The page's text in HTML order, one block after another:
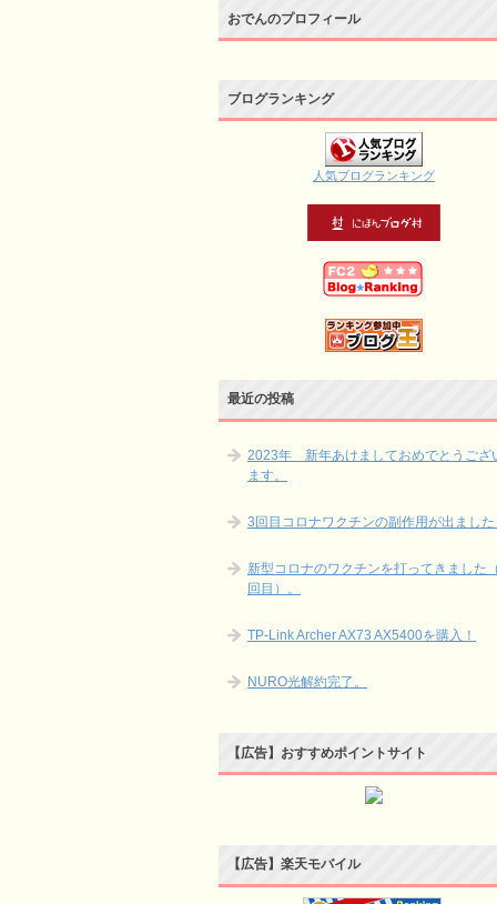
おでんのプロフィール
ブログランキング
人気ブログランキング
最近の投稿
2023年 新年あけましておめでとうござ
ます。
3回目コロナワクチンの副作用が出まし
新型コロナのワクチンを打ってきました
回目）。
TP-Link Archer AX73 AX5400を購入！
NURO光解約完了。
【広告】おすすめポイントサイト
【広告】楽天モバイル